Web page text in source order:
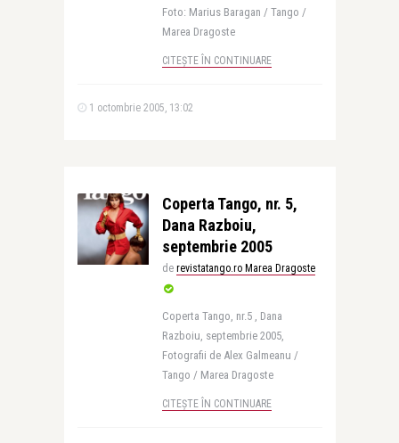
Foto: Marius Baragan / Tango /
Marea Dragoste
CITEȘTE ÎN CONTINUARE
1 octombrie 2005, 13:02
Coperta Tango, nr. 5,
Dana Razboiu,
septembrie 2005
de revistatango.ro Marea Dragoste
Coperta Tango, nr.5 , Dana
Razboiu, septembrie 2005,
Fotografii de Alex Galmeanu /
Tango / Marea Dragoste
CITEȘTE ÎN CONTINUARE